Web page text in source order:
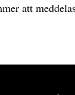
att